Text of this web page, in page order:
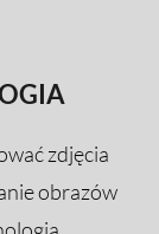
zdjęcia
obrazów